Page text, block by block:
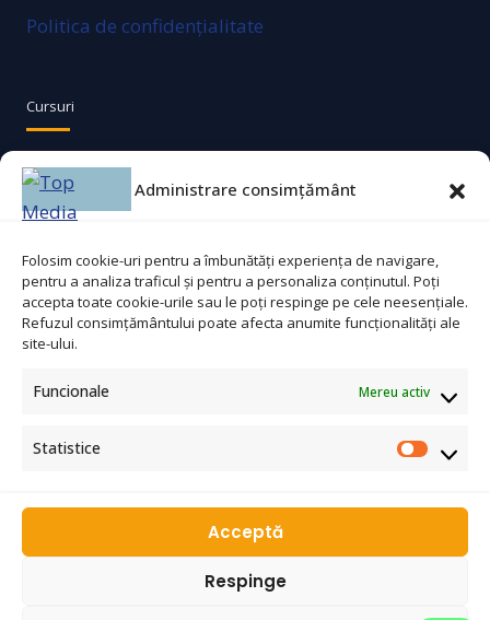
Administrare consimțământ
Folosim cookie-uri pentru a îmbunătăți experiența de navigare,
pentru a analiza traficul și pentru a personaliza conținutul. Poți
accepta toate cookie-urile sau le poți respinge pe cele neesențiale.
Refuzul consimțământului poate afecta anumite funcționalități ale
site-ului.
Funcionale Mereu activ
Statistice
Acceptă
Respinge
Politica de confidențialitate
Cursuri
Agent securitate
Bucătar
Ajutor bucătar
Lucrător comercial
Contact
☎0753 311 965